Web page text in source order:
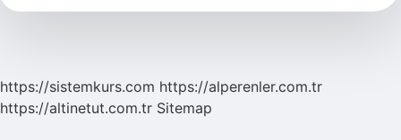
Ulaşır
https://sistemkurs.com https://alperenler.com.tr
https://altinetut.com.tr Sitemap